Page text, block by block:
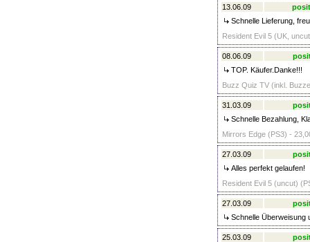
13.06.09
Schnelle Lieferung,
Resident Evil 5 (UK,
08.06.09
TOP. Käufer.Danke!!!
Buzz Quiz TV (inkl.
31.03.09
Schnelle Bezahlung,
Mirrors Edge (PS3) -
27.03.09
Alles perfekt gelaufen!
Resident Evil 5 (uncut)
27.03.09
Schnelle Überweisung
25.03.09